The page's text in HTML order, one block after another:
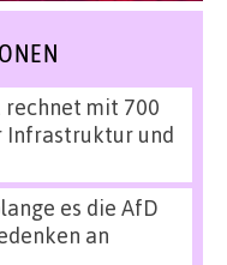
rechnet mit 700
Infrastruktur und
es die AfD
an